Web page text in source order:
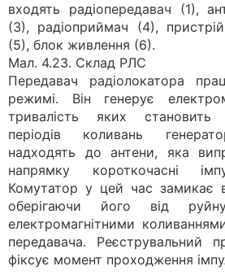
входять радіопередавач (1),
(3), радіоприймач (4), пристрій
(5), блок живлення (6).
Мал. 4.23. Склад РЛС
Передавач радіолокатора
режимі. Він генерує
тривалість яких становить
періодів коливань
надходять до антени, яка
напрямку короткочасні
Комутатор у цей час замикає
оберігаючи його від
електромагнітними
передавача. Реєструвальний
фіксує момент проходження